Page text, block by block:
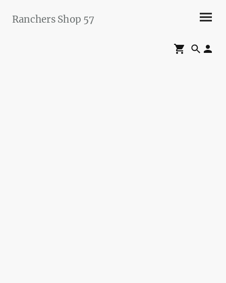
Ranchers Shop 57